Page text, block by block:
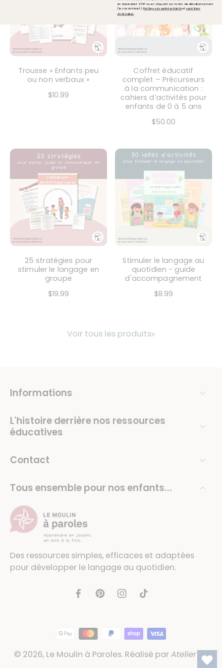
Trousse « Enfants peu
ou non verbaux »
$10.99
Coffret éducatif
complet – Précurseurs
à la communication :
cahiers d’activités pour
enfants de 0 à 5 ans
$50.00
25 stratégies pour
stimuler le langage en
groupe
$19.99
Stimuler le langage au
quotidien - guide
d'accompagnement
$8.99
Voir tous les produits
Informations
L'histoire derrière nos ressources
éducatives
Contact
Tous ensemble pour nos enfants...
Des ressources simples, efficaces et adaptées
pour développer le langage au quotidien.
© 2026, Le Moulin à Paroles. Réalisé parAtelier 54
en répondant STOP ou en cliquant sur le lien de désabonnement
(le cas échéant).Politique de confidentialitéet conditions
d'utilisation.